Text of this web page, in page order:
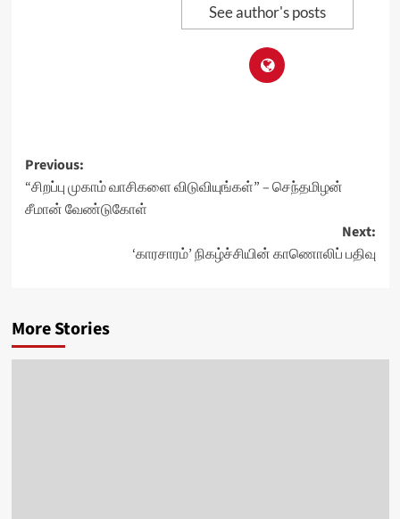
See author's posts
Post
navigation
Previous:
“சிறப்பு முகாம் வாசிகளை விடுவியுங்கள்” – செந்தமிழன்
சீமான் வேண்டுகோள்
Next:
‘காரசாரம்’ நிகழ்ச்சியின் காணொலிப் பதிவு
More Stories